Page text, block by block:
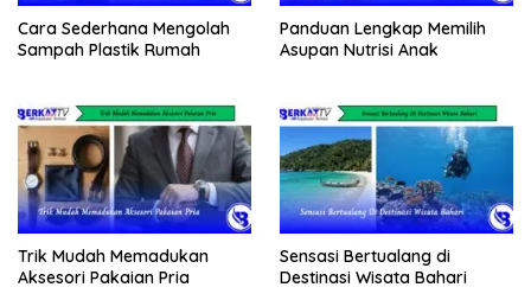
Cara Sederhana Mengolah
Sampah Plastik Rumah
Panduan Lengkap Memilih
Asupan Nutrisi Anak
Trik Mudah Memadukan
Aksesori Pakaian Pria
Sensasi Bertualang di
Destinasi Wisata Bahari